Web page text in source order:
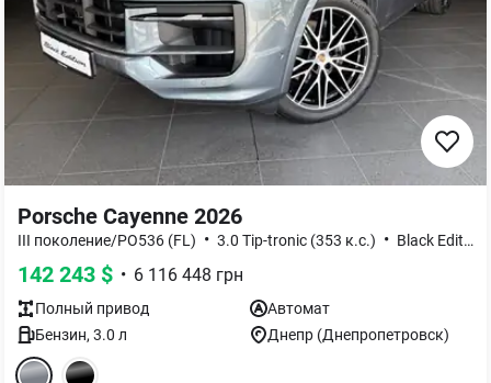
Porsche Cayenne 2026
III поколение/PO536 (FL) • 3.0 Tip-tronic (353 к.с.) • Black Edition
142 243 $ • 6 116 448 грн
Полный привод
Автомат
Бензин, 3.0 л Днепр (Днепропетровск)